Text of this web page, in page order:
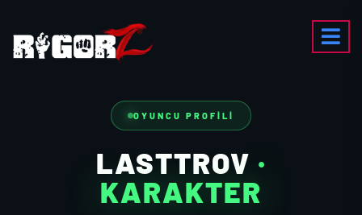
OYUNCU PROFILI
LASTTROV ·
KARAKTER